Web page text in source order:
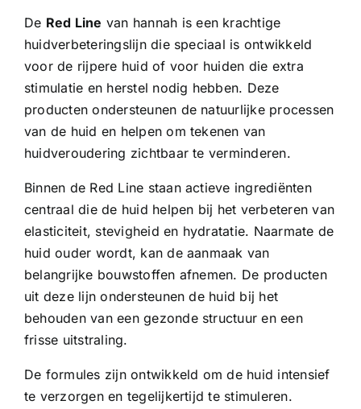
De Red Line van hannah is een krachtige
huidverbeteringslijn die speciaal is ontwikkeld
voor de rijpere huid of voor huiden die extra
stimulatie en herstel nodig hebben. Deze
producten ondersteunen de natuurlijke processen
van de huid en helpen om tekenen van
huidveroudering zichtbaar te verminderen.
Binnen de Red Line staan actieve ingrediënten
centraal die de huid helpen bij het verbeteren van
elasticiteit, stevigheid en hydratatie. Naarmate de
huid ouder wordt, kan de aanmaak van
belangrijke bouwstoffen afnemen. De producten
uit deze lijn ondersteunen de huid bij het
behouden van een gezonde structuur en een
frisse uitstraling.
De formules zijn ontwikkeld om de huid intensief
te verzorgen en tegelijkertijd te stimuleren.